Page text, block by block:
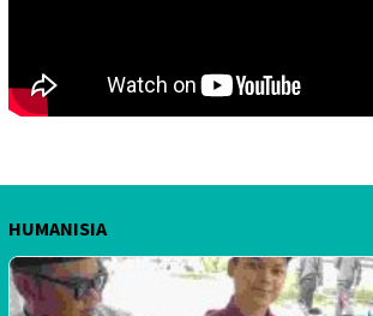
HUMANISIA